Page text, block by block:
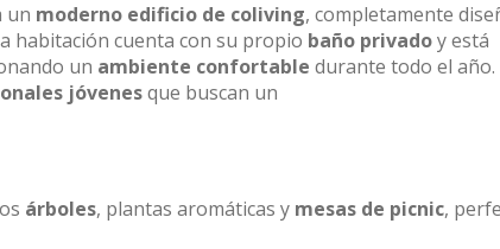
un moderno edificio de coliving, completamente
habitación cuenta con su propio baño privadoy está
un ambiente confortable durante todo el año.
jóvenesque buscan un
árboles, plantas aromáticas y mesas de picnic,